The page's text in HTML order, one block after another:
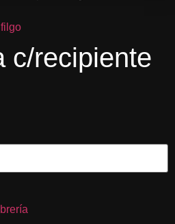
c/recipiente